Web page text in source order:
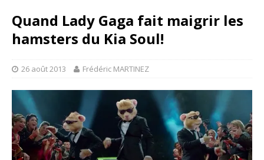
Quand Lady Gaga fait maigrir les
hamsters du Kia Soul!
26 août 2013 Frédéric MARTINEZ